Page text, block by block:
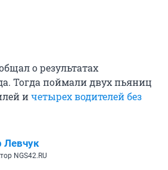
о результатах
Тогда поймали двух пьяниц
ичетырех водителей без
Левчук
NGS42.RU